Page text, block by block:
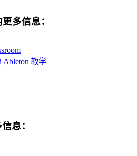
多信息：
Ableton 教学
息：